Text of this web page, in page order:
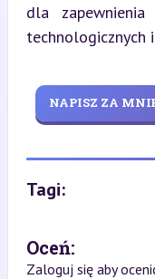
dla
technologicznych
NAPISZ ZA
Tagi:
Oceń:
Zaloguj się aby